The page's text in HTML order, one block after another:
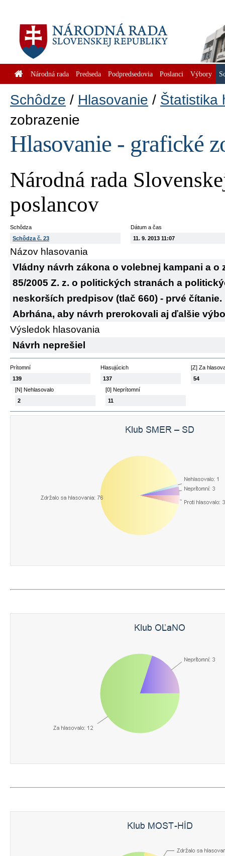
Národná rada Predseda Podpredsedovia Poslanci Výbory
Schôdze Hlasovanie
Štatistika
zobrazenie
Hlasovanie - grafické
Národná rada
poslancov
Schôdza
Schôdza č. 23
Dátum a čas
11. 9. 2013 11:07
Názov hlasovania
Vládny návrh zákona o volebnej kampani a o
85/2005 Z. z. o politických stranách a
neskorších predpisov (tlač 660) - prvé
Abrhána, aby návrh prerokovali aj ďalšie
Výsledok hlasovania
Návrh neprešiel
Prítomní
139
Hlasujúcich
137
[Z] Za
54
[N] Nehlasovalo
2
[0] Neprítomní
11